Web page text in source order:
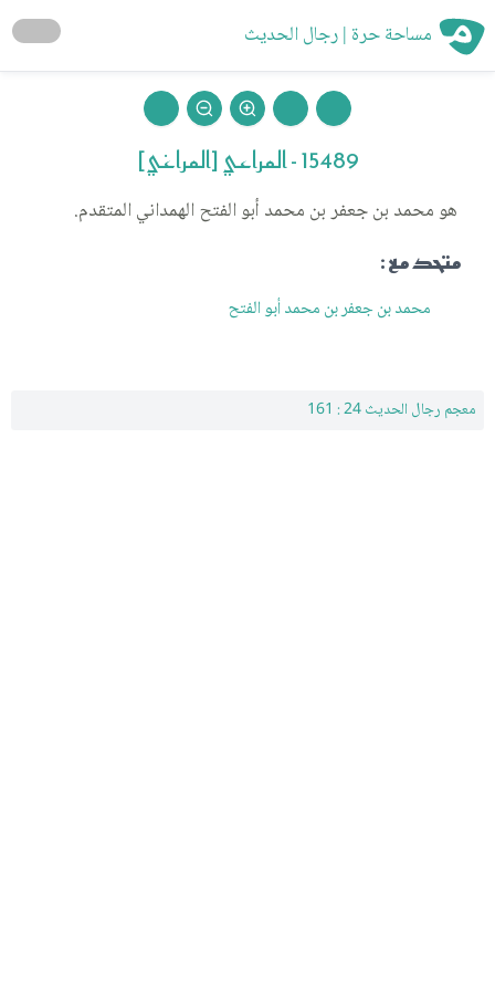
مساحة حرة | رجال الحديث
15489 - المراعي [المراغي]
هو محمد بن جعفر بن محمد أبو الفتح الهمداني المتقدم.
متحد مع :
محمد بن جعفر بن محمد أبو الفتح
معجم رجال الحديث 24 : 161